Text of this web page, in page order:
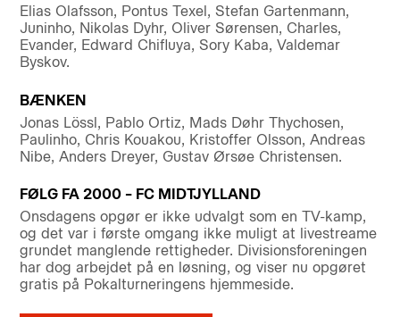
Elias Olafsson, Pontus Texel, Stefan Gartenmann,
Juninho, Nikolas Dyhr, Oliver Sørensen, Charles,
Evander, Edward Chifluya, Sory Kaba, Valdemar
Byskov.
BÆNKEN
Jonas Lössl, Pablo Ortiz, Mads Døhr Thychosen,
Paulinho, Chris Kouakou, Kristoffer Olsson, Andreas
Nibe, Anders Dreyer, Gustav Ørsøe Christensen.
FØLG FA 2000 – FC MIDTJYLLAND
Onsdagens opgør er ikke udvalgt som en TV-kamp,
og det var i første omgang ikke muligt at livestreame
grundet manglende rettigheder. Divisionsforeningen
har dog arbejdet på en løsning, og viser nu opgøret
gratis på Pokalturneringens hjemmeside.